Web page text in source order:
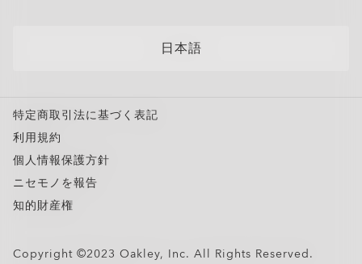
度付き対応サングラス
トレーニングウェア
スノーゴーグル
特別キャンペーン
日本語
特定商取引法に基づく表記
利用規約
個人情報保護方針
ニセモノを報告
知的財産権
Copyright ©2023 Oakley, Inc. All Rights Reserved.